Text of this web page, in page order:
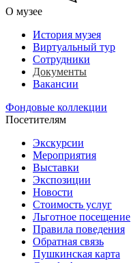
О музее
История музея
Виртуальный тур
Сотрудники
Документы
Вакансии
Фондовые коллекции
Посетителям
Экскурсии
Мероприятия
Выставки
Экспозиции
Новости
Стоимость услуг
Льготное посещение
Правила поведения
Обратная связь
Пушкинская карта